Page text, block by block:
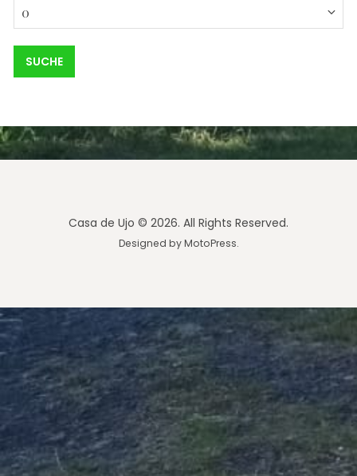
Casa de Ujo © 2026. All Rights Reserved.
Designed byMotoPress.